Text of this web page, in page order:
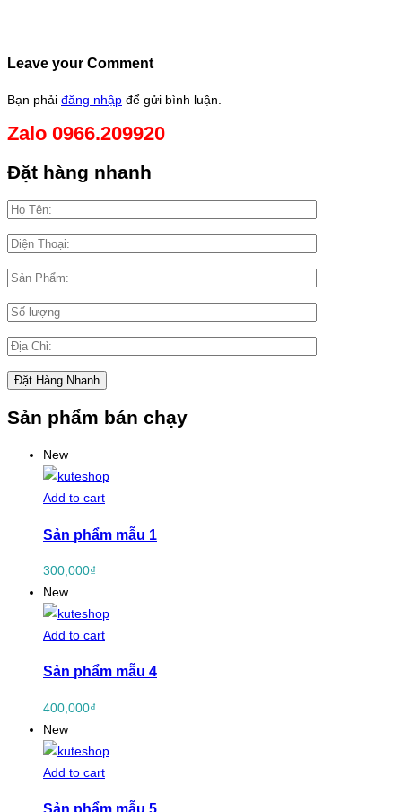
Leave your Comment
Bạn phải đăng nhập để gửi bình luận.
Zalo 0966.209920
Đặt hàng nhanh
Sản phẩm bán chạy
New
Add to cart
Sản phẩm mẫu 1
300,000₫
New
Add to cart
Sản phẩm mẫu 4
400,000₫
New
Add to cart
Sản phẩm mẫu 5